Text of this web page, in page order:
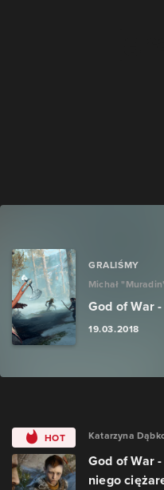
GRALIŚMY
Michał
God of War
19.03.2018
HOT Katarzyna
God of War
niego